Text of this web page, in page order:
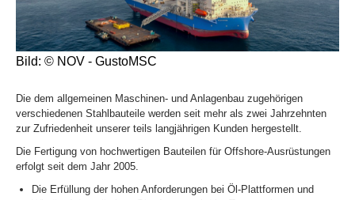
Bild: © NOV - GustoMSC
Die dem allgemeinen Maschinen- und Anlagenbau zugehörigen
verschiedenen Stahlbauteile werden seit mehr als zwei Jahrzehnten
zur Zufriedenheit unserer teils langjährigen Kunden hergestellt.
Die Fertigung von hochwertigen Bauteilen für Offshore-Ausrüstungen
erfolgt seit dem Jahr 2005.
Die Erfüllung der hohen Anforderungen bei Öl-Plattformen und